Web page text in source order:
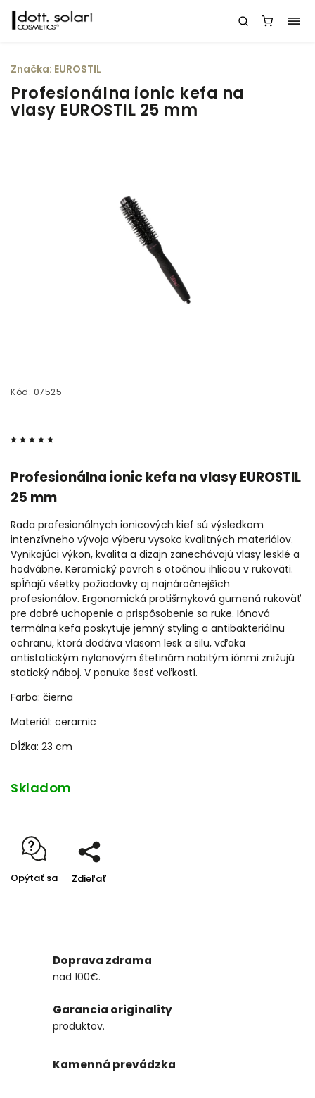
Profesionálna ionic kefa na
vlasy EUROSTIL 25 mm
Kód: 07525
Profesionálna ionic kefa na vlasy EUROSTIL
25 mm
Rada profesionálnych ionicových kief sú výsledkom
intenzívneho vývoja výberu vysoko kvalitných materiálov.
Vynikajúci výkon, kvalita a dizajn zanechávajú vlasy lesklé a
hodvábne. Keramický povrch s otočnou ihlicou v rukoväti.
spĺňajú všetky požiadavky aj najnáročnejších
profesionálov. Ergonomická protišmyková gumená rukoväť
pre dobré uchopenie a prispôsobenie sa ruke. Iónová
termálna kefa poskytuje jemný styling a antibakteriálnu
ochranu, ktorá dodáva vlasom lesk a silu, vďaka
antistatickým nylonovým štetinám nabitým iónmi znižujú
statický náboj. V ponuke šesť veľkostí.
Farba: čierna
Materiál: ceramic
Dĺžka: 23 cm
Značka: EUROSTIL
Skladom
Opýtať sa Zdieľať
Doprava zdrama
nad 100€.
Garancia originality
produktov.
Kamenná prevádzka